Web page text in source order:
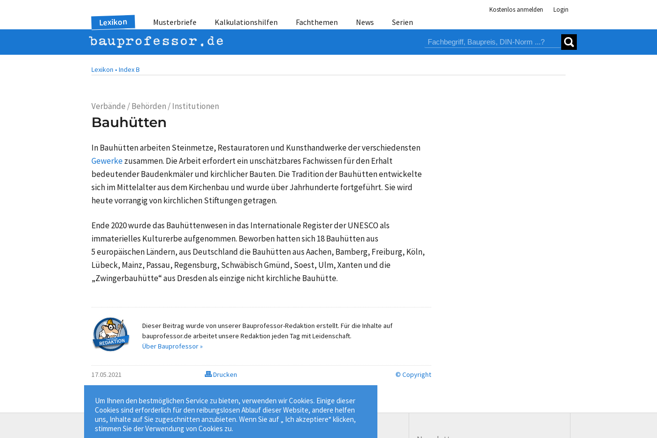
Kostenlos anmelden Login
Lexikon Musterbriefe Kalkulationshilfen Fachthemen News Serien
Lexikon • Index B
Verbände / Behörden / Institutionen
Bauhütten
In Bauhütten arbeiten Steinmetze, Restauratoren und Kunsthandwerke der verschiedensten
Gewerkezusammen. Die Arbeit erfordert ein unschätzbares Fachwissen für den Erhalt
bedeutender Baudenkmäler und kirchlicher Bauten. Die Tradition der Bauhütten entwickelte
sich im Mittelalter aus dem Kirchenbau und wurde über Jahrhunderte fortgeführt. Sie wird
heute vorrangig von kirchlichen Stiftungen getragen.
Ende 2020wurde das Bauhüttenwesen in das Internationale Register der UNESCO als
immaterielles Kulturerbe aufgenommen. Beworben hatten sich18 Bauhüttenaus
5 europäischenLändern, aus Deutschland die Bauhütten aus Aachen, Bamberg, Freiburg, Köln,
Lübeck, Mainz, Passau, Regensburg, Schwäbisch Gmünd, Soest, Ulm, Xanten und die
„Zwingerbauhütte“ aus Dresden als einzige nicht kirchliche Bauhütte.
Dieser Beitrag wurde von unserer Bauprofessor-Redaktion erstellt. Für die Inhalte auf
bauprofessor.de arbeitet unsere Redaktion jeden Tag mit Leidenschaft.
Über Bauprofessor »
17.05.2021 Drucken © Copyright
Um Ihnen den bestmöglichen Service zu bieten, verwenden wir Cookies. Einige dieser
Cookies sind erforderlich für den reibungslosen Ablauf dieser Website, andere helfen
uns, Inhalte auf Sie zugeschnitten anzubieten. Wenn Sie auf „ Ich akzeptiere“ klicken,
stimmen Sie der Verwendung von Cookies zu.